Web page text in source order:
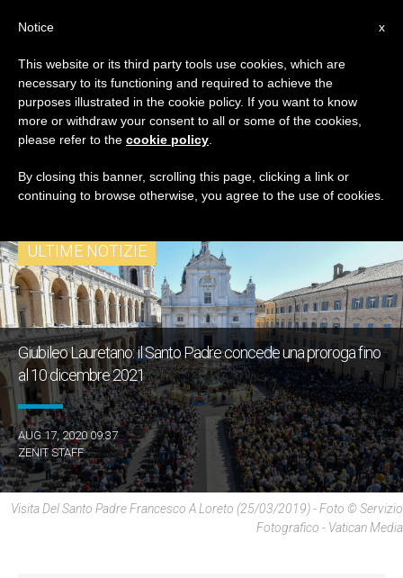
TAG
Posts Tagged ‘Giubileo
Laureatno’
ULTIME NOTIZIE
Giubileo Lauretano: il Santo Padre concede una proroga fino
al 10 dicembre 2021
AUG 17, 2020 09:37
ZENIT STAFF
Visita Del Santo Padre Francesco A Loreto (25/03/2019) - Foto © Servizio
Fotografico - Vatican Media
x
Notice
This website or its third party tools use cookies, which are
necessary to its functioning and required to achieve the
purposes illustrated in the cookie policy. If you want to know
more or withdraw your consent to all or some of the cookies,
please refer to the cookie policy
By closing this banner, scrolling this page, clicking a link or
continuing to browse otherwise, you agree to the use of cookies.